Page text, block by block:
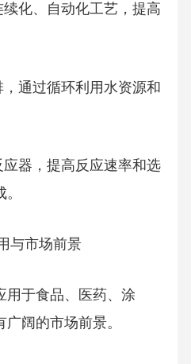
化、自动化工艺，提高
通过循环利用水资源和
器，提高反应速率和选
与市场前景
用于食品、医药、涂
阔的市场前景。